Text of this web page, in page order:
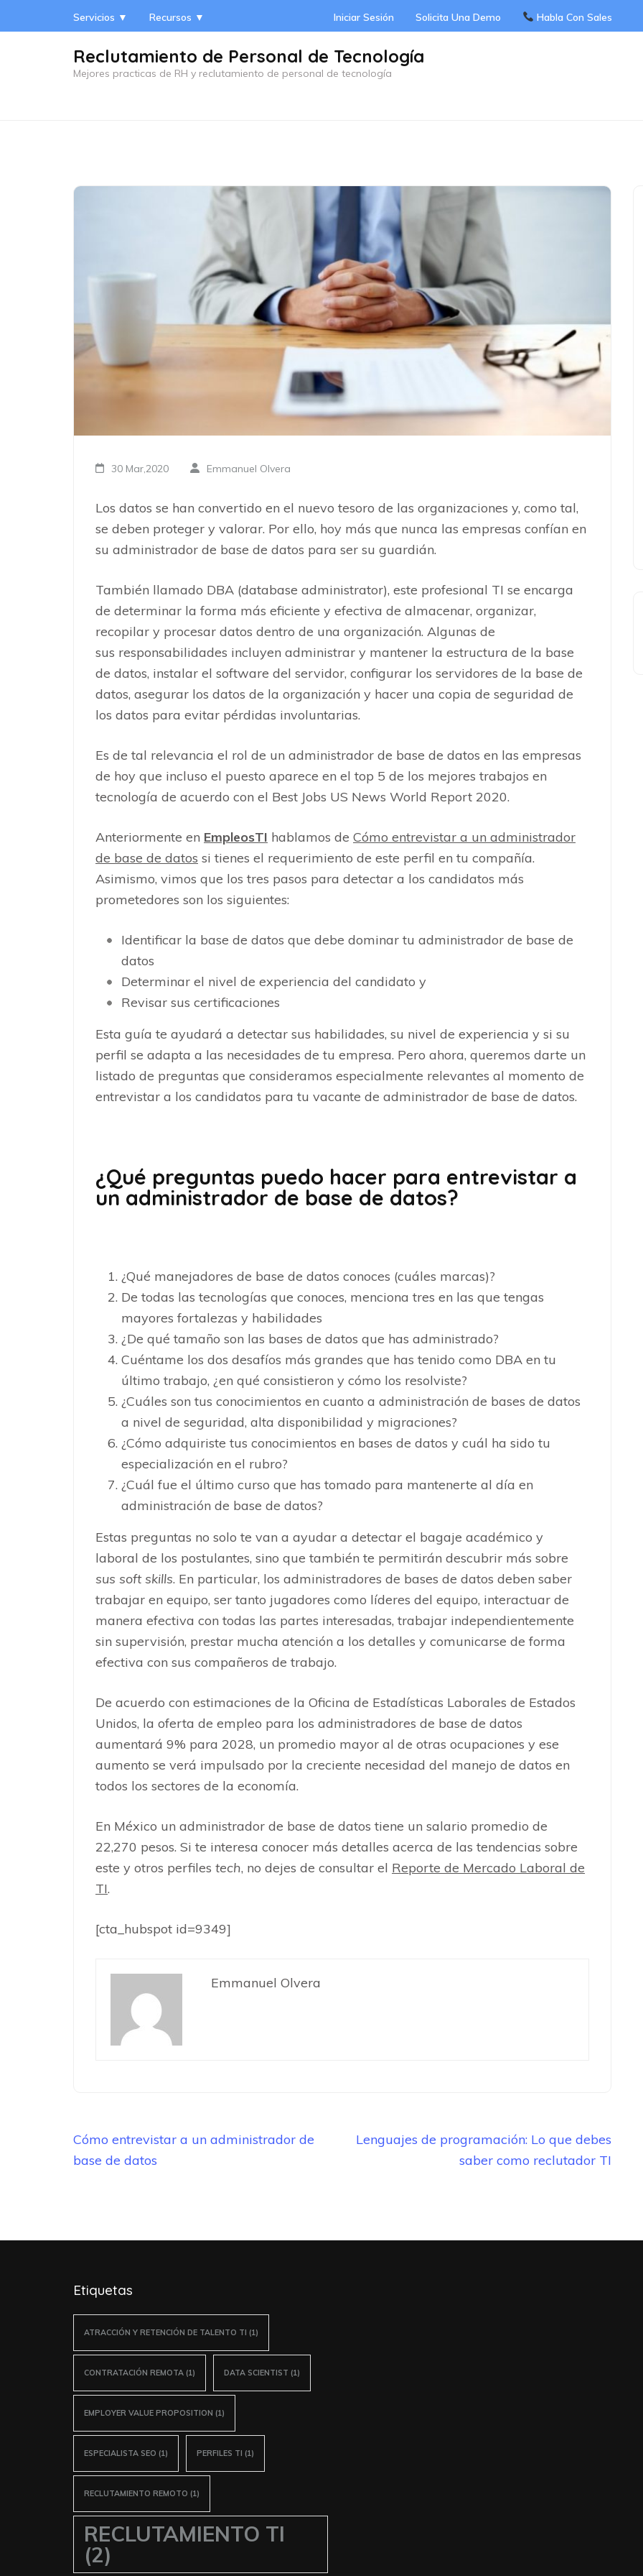
al
Servicios ▼ Recursos ▼ Iniciar Sesión Solicita Una Demo Habla Con Sales
Reclutamiento de Personal de Tecnología
Mejores practicas de RH y reclutamiento de personal de tecnología
30 Mar,2020 Emmanuel Olvera
Los datos se han convertido en el nuevo tesoro de las organizaciones y, como tal,
se deben proteger y valorar. Por ello, hoy más que nunca las empresas confían en
su administrador de base de datos para ser su guardián.
También llamado DBA (database administrator), este profesional TI se encarga
de determinar la forma más eficiente y efectiva de almacenar, organizar,
recopilar y procesar datos dentro de una organización. Algunas de
sus responsabilidades incluyen administrar y mantener la estructura de la base
de datos, instalar el software del servidor, configurar los servidores de la base de
datos, asegurar los datos de la organización y hacer una copia de seguridad de
los datos para evitar pérdidas involuntarias.
Es de tal relevancia el rol de un administrador de base de datos en las empresas
de hoy que incluso el puesto aparece en el top 5 de los mejores trabajos en
tecnología de acuerdo con el Best Jobs US News World Report 2020.
Anteriormente en EmpleosTI hablamos de Cómo entrevistar a un administrador
de base de datos si tienes el requerimiento de este perfil en tu compañía.
Asimismo, vimos que los tres pasos para detectar a los candidatos más
prometedores son los siguientes:
Identificar la base de datos que debe dominar tu administrador de base de
datos
Determinar el nivel de experiencia del candidato y
Revisar sus certificaciones
Esta guía te ayudará a detectar sus habilidades, su nivel de experiencia y si su
perfil se adapta a las necesidades de tu empresa. Pero ahora, queremos darte un
listado de preguntas que consideramos especialmente relevantes al momento de
entrevistar a los candidatos para tu vacante de administrador de base de datos.
¿Qué preguntas puedo hacer para entrevistar a
un administrador de base de datos?
¿Qué manejadores de base de datos conoces (cuáles marcas)?
De todas las tecnologías que conoces, menciona tres en las que tengas
mayores fortalezas y habilidades
¿De qué tamaño son las bases de datos que has administrado?
Cuéntame los dos desafíos más grandes que has tenido como DBA en tu
último trabajo, ¿en qué consistieron y cómo los resolviste?
¿Cuáles son tus conocimientos en cuanto a administración de bases de datos
a nivel de seguridad, alta disponibilidad y migraciones?
¿Cómo adquiriste tus conocimientos en bases de datos y cuál ha sido tu
especialización en el rubro?
¿Cuál fue el último curso que has tomado para mantenerte al día en
administración de base de datos?
Estas preguntas no solo te van a ayudar a detectar el bagaje académico y
laboral de los postulantes, sino que también te permitirán descubrir más sobre
sus soft skills. En particular, los administradores de bases de datos deben saber
trabajar en equipo, ser tanto jugadores como líderes del equipo, interactuar de
manera efectiva con todas las partes interesadas, trabajar independientemente
sin supervisión, prestar mucha atención a los detalles y comunicarse de forma
efectiva con sus compañeros de trabajo.
De acuerdo con estimaciones de la Oficina de Estadísticas Laborales de Estados
Unidos, la oferta de empleo para los administradores de base de datos
aumentará 9% para 2028, un promedio mayor al de otras ocupaciones y ese
aumento se verá impulsado por la creciente necesidad del manejo de datos en
todos los sectores de la economía.
En México un administrador de base de datos tiene un salario promedio de
22,270 pesos. Si te interesa conocer más detalles acerca de las tendencias sobre
este y otros perfiles tech, no dejes de consultar el Reporte de Mercado Laboral de
TI.
[cta_hubspot id=9349]
Emmanuel Olvera
Navegación
de
Cómo entrevistar a un administrador de
base de datos
Lenguajes de programación: Lo que debes
saber como reclutador TI
Etiquetas
ATRACCIÓN Y RETENCIÓN DE TALENTO TI (1)
CONTRATACIÓN REMOTA (1) DATA SCIENTIST (1)
EMPLOYER VALUE PROPOSITION (1)
ESPECIALISTA SEO (1) PERFILES TI (1)
RECLUTAMIENTO REMOTO (1)
RECLUTAMIENTO TI
(2)